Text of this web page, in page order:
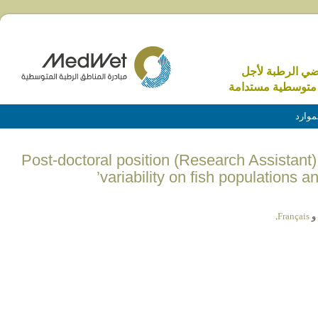
الرطبة لأجل
مستدامة
(English) Post-doctoral position (Research
variability on fish populations
و Français
.